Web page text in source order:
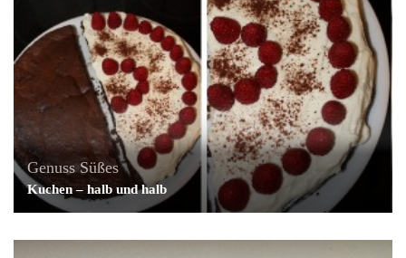
Genuss Süßes
Kuchen – halb und halb